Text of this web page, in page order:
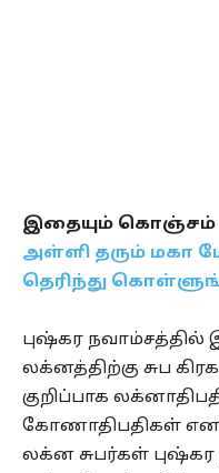
இதையும் கொஞ்சம்
அள்ளி தரும் மகா
தெரிந்து
புஷ்கர நவாம்சத்தில்
லக்னத்திற்கு சுப
குறிப்பாக
கோணாதிபதிகள்
லக்ன சுபர்கள் புஷ்கர